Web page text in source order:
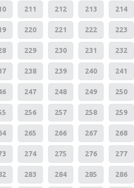
211 212 213 214
220 221 222 223
229 230 231 232
238 239 240 241
247 248 249 250
256 257 258 259
265 266 267 268
274 275 276 277
283 284 285 286